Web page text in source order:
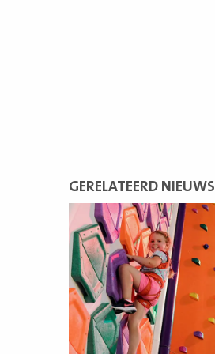
GERELATEERD NIEUWS
Lees
meer